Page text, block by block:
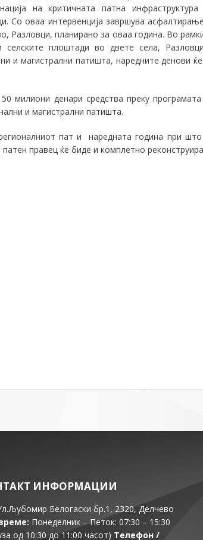
на критичната патна инфраструктура
Со оваа интервенција завршува
Разловци, планирано за оваа година. Во
селските плоштади во двете села,
и магистрални патишта, наредните денови
милиони денари средства преку
и магистрални патишта.
пат и наредната година при
правец ќе биде и комплетно
ИНФОРМАЦИИ
Белогаски бр.1, 2320, Делчево
Понеделник – Петок: 07:30 – 15:30
од 10:30 до 11:00 часот) Телефон /